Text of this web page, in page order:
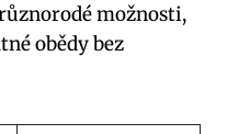
možnosti,
obědy bez